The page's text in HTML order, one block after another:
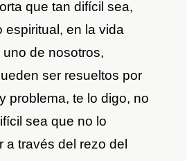
que tan difícil sea,
espiritual, en la vida
de nosotros,
ser resueltos por
problema, te lo digo, no
sea que no lo
a través del rezo del